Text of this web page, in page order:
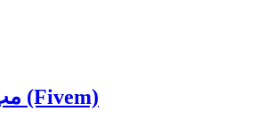
مپ پلیس راهنمایی و رانندگی برای فایوام (Fivem)